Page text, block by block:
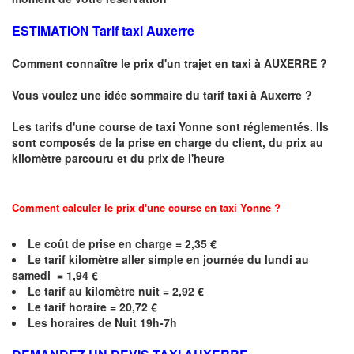
ESTIMATION Tarif taxi Auxerre
Comment connaître le prix d'un trajet en taxi à AUXERRE ?
Vous voulez une idée sommaire du tarif taxi à Auxerre ?
Les tarifs d'une course de taxi Yonne sont réglementés. Ils
sont composés de la prise en charge du client, du prix au
kilomètre parcouru et du prix de l'heure
Comment calculer le prix d'une course en taxi Yonne ?
Le coût de prise en charge = 2,35 €
Le tarif kilomètre aller simple en journée du lundi au
samedi = 1,94 €
Le tarif au kilomètre nuit = 2,92 €
Le tarif horaire = 20,72 €
Les horaires de Nuit 19h-7h